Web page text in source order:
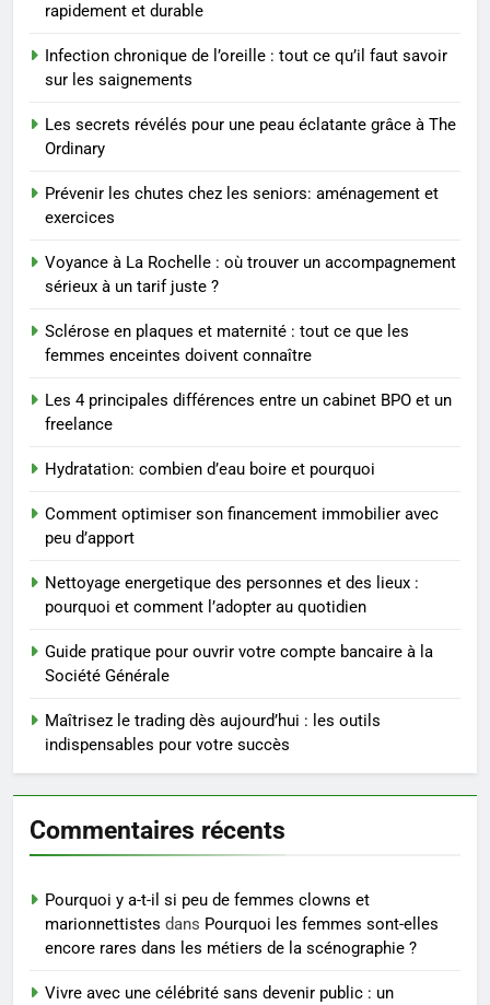
Les tendances mode qui
reviennent chaque année
Les étapes clés pour créer une
ENTREPRISE
Maigrir efficacement grâce aux
conseils pratiques
BIEN ÊTRE
pour perdre du poids
5
tout ce qu’il faut savoir sur les
6
Les secrets révélés pour une
peau éclatante grâce à The
Ordinary
SANTÉ
7
Prévenir les chutes chez les
seniors: aménagement et
rapidement et durable
Infection chronique de l’oreille : tout ce qu’il faut savoir
sur les saignements
Les secrets révélés pour une peau éclatante grâce à The
Ordinary
Prévenir les chutes chez les seniors: aménagement et
exercices
Voyance à La Rochelle : où trouver un accompagnement
sérieux à un tarif juste ?
Sclérose en plaques et maternité : tout ce que les
femmes enceintes doivent connaître
Les 4 principales différences entre un cabinet BPO et un
freelance
Hydratation: combien d’eau boire et pourquoi
Comment optimiser son financement immobilier avec
peu d’apport
Nettoyage energetique des personnes et des lieux :
pourquoi et comment l’adopter au quotidien
Guide pratique pour ouvrir votre compte bancaire à la
Société Générale
Maîtrisez le trading dès aujourd’hui : les outils
indispensables pour votre succès
Commentaires récents
Pourquoi y a-t-il si peu de femmes clowns et
marionnettistes dans Pourquoi les femmes sont-elles
encore rares dans les métiers de la scénographie ?
Vivre avec une célébrité sans devenir public : un